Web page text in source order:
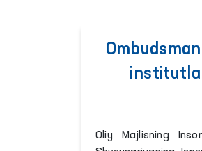
Oliy Majlisning